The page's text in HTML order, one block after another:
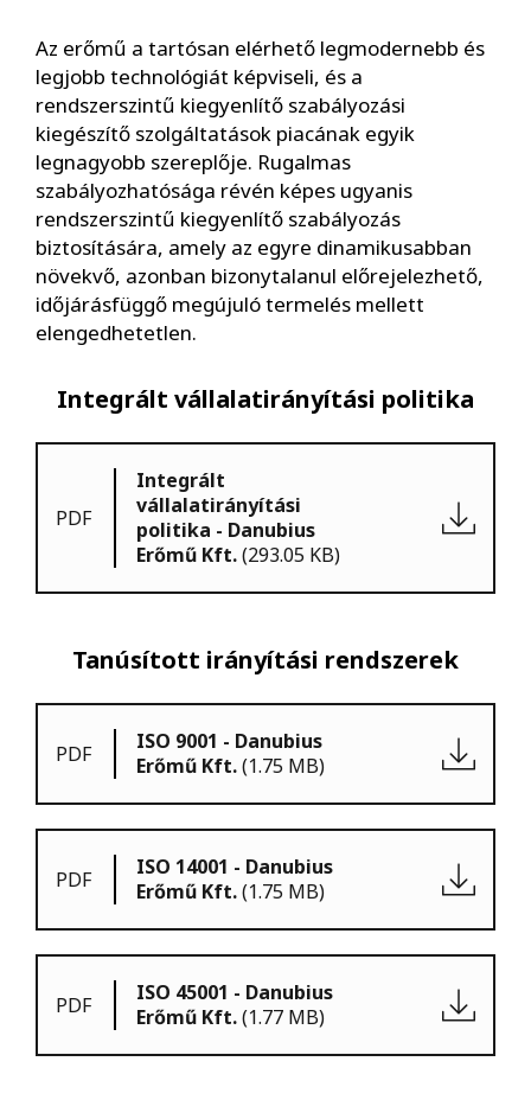
Az erőmű a tartósan elérhető legmodernebb és
legjobb technológiát képviseli, és a
rendszerszintű kiegyenlítő szabályozási
kiegészítő szolgáltatások piacának egyik
legnagyobb szereplője. Rugalmas
szabályozhatósága révén képes ugyanis
rendszerszintű kiegyenlítő szabályozás
biztosítására, amely az egyre dinamikusabban
növekvő, azonban bizonytalanul előrejelezhető,
időjárásfüggő megújuló termelés mellett
elengedhetetlen.
Integrált vállalatirányítási politika
PDF
Integrált
vállalatirányítási
politika - Danubius
Erőmű Kft.(293.05 KB)
Tanúsított irányítási rendszerek
PDF
ISO 9001 - Danubius
Erőmű Kft.(1.75 MB)
PDF
ISO 14001 - Danubius
Erőmű Kft.(1.75 MB)
PDF
ISO 45001 - Danubius
Erőmű Kft.(1.77 MB)